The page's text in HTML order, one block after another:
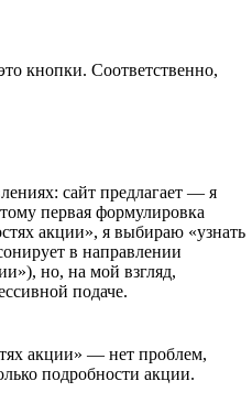
кнопки. Соответственно,
сайт предлагает — я
первая формулировка
акции», я выбираю «узнать
в направлении
но, на мой взгляд,
подаче.
акции» — нет проблем,
подробности акции.